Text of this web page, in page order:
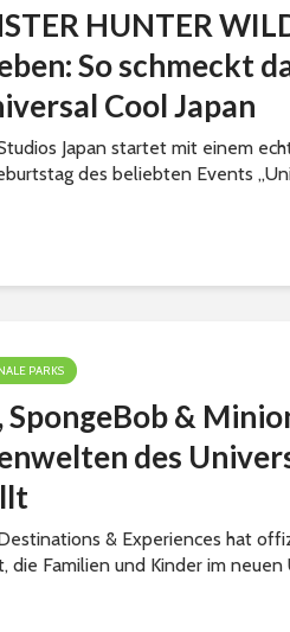
HUNTER
So schmeckt
Cool Japan
Japan startet mit einem
des beliebten Events
PARKS
SpongeBob &
des
& Experiences hat
die Familien und Kinder im neuen